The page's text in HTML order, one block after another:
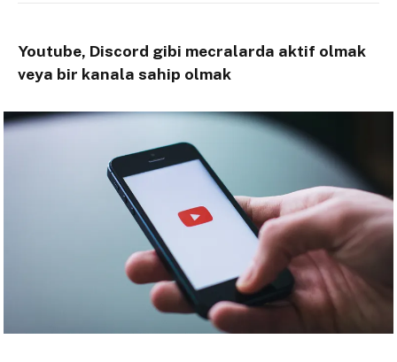
Youtube, Discord gibi mecralarda aktif olmak
veya bir kanala sahip olmak